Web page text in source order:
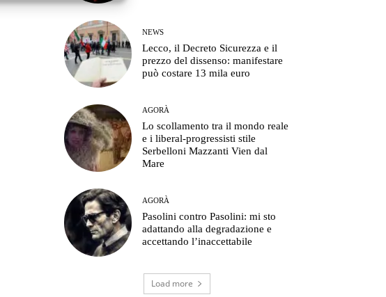
NEWS
Lecco, il Decreto Sicurezza e il
prezzo del dissenso: manifestare
può costare 13 mila euro
AGORÀ
Lo scollamento tra il mondo reale
e i liberal-progressisti stile
Serbelloni Mazzanti Vien dal
Mare
AGORÀ
Pasolini contro Pasolini: mi sto
adattando alla degradazione e
accettando l’inaccettabile
Load more